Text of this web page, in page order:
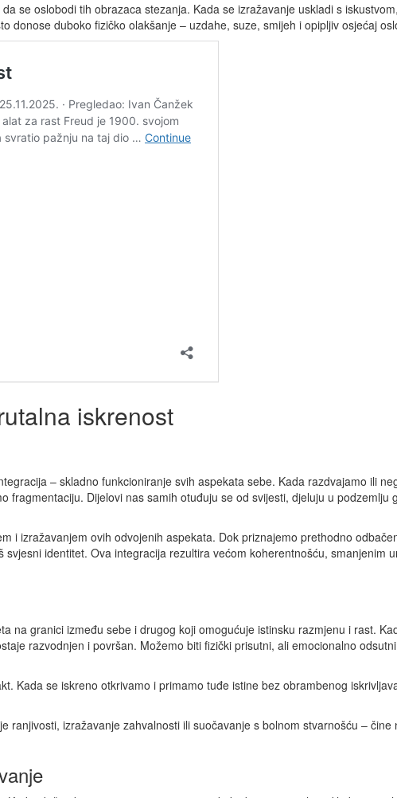
se oslobodi tih obrazaca stezanja. Kada se izražavanje uskladi s
donose duboko fizičko olakšanje – uzdahe, suze, smijeh i opipljiv osjećaj
iskrenost
– skladno funkcioniranje svih aspekata sebe. Kada razdvajamo ili
fragmentaciju. Dijelovi nas samih otuđuju se od svijesti, djeluju u
i izražavanjem ovih odvojenih aspekata. Dok priznajemo prethodno
identitet. Ova integracija rezultira većom koherentnošću, smanjenim
na granici između sebe i drugog koji omogućuje istinsku razmjenu i rast.
razvodnjen i površan. Možemo biti fizički prisutni, ali emocionalno
Kada se iskreno otkrivamo i primamo tuđe istine bez obrambenog
ranjivosti, izražavanje zahvalnosti ili suočavanje s bolnom stvarnošću –